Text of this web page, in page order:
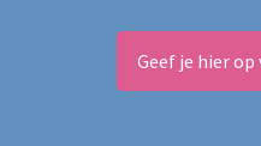
Geef je hier op